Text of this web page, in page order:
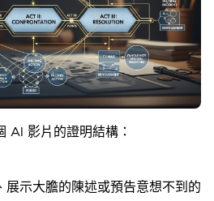
AI 影片的證明結構：
展示大膽的陳述或預告意想不到的